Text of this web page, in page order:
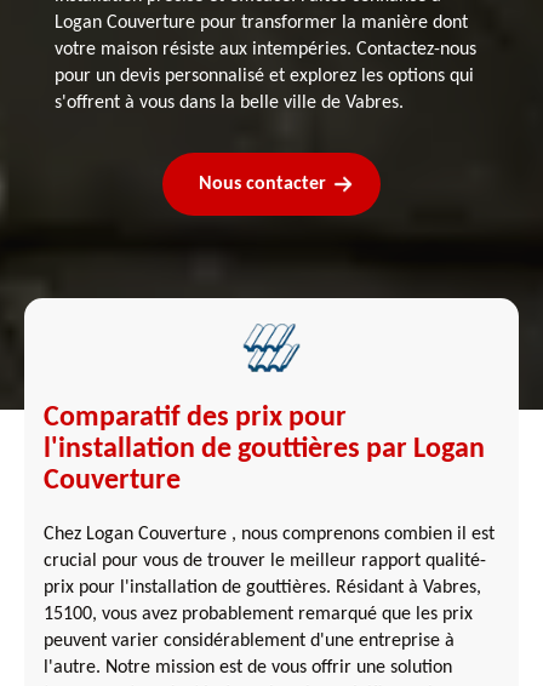
Logan Couverture pour transformer la manière dont
votre maison résiste aux intempéries. Contactez-nous
pour un devis personnalisé et explorez les options qui
s'offrent à vous dans la belle ville de Vabres.
Nous contacter
Comparatif des prix pour
l'installation de gouttières par Logan
Couverture
Chez Logan Couverture , nous comprenons combien il est
crucial pour vous de trouver le meilleur rapport qualité-
prix pour l'installation de gouttières. Résidant à Vabres,
15100, vous avez probablement remarqué que les prix
peuvent varier considérablement d'une entreprise à
l'autre. Notre mission est de vous offrir une solution